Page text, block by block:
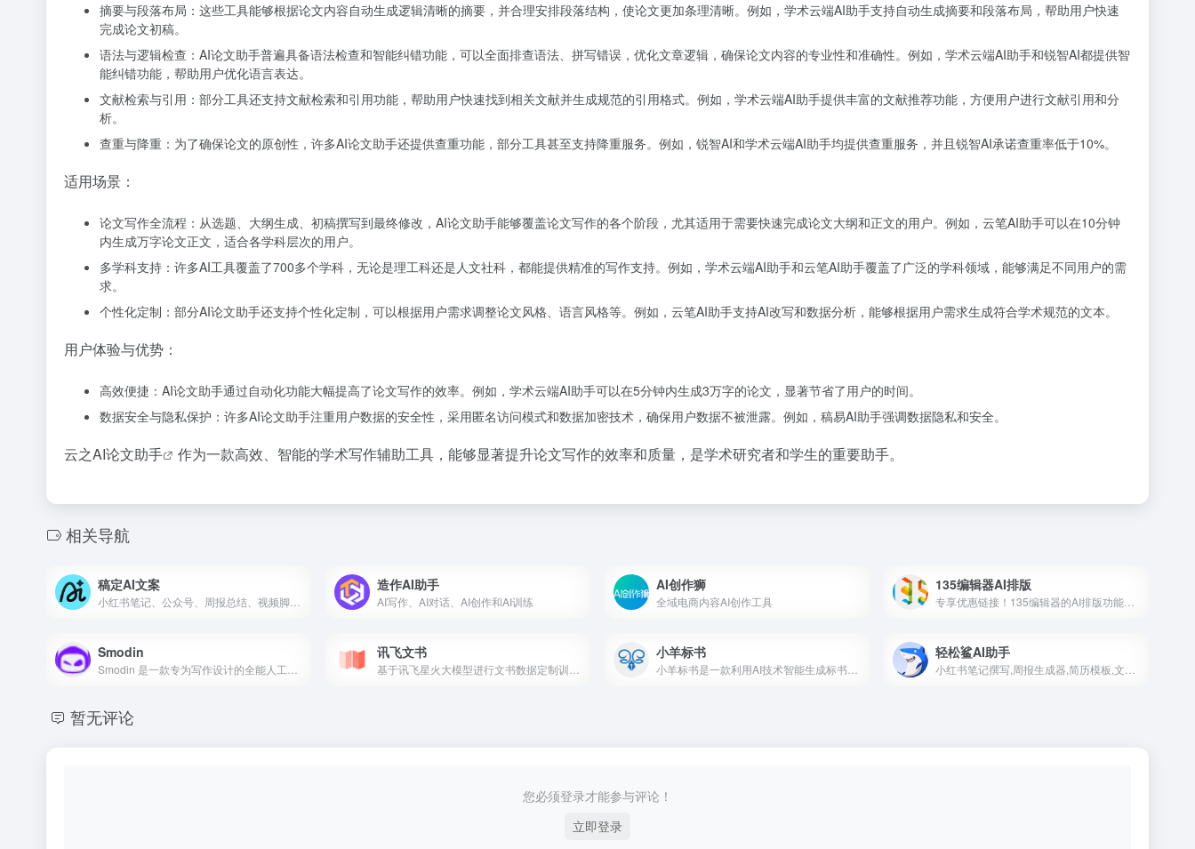
摘要与段落布局：这些工具能够根据论文内容自动生成逻辑清晰的摘要，并合理安排段落结构，使论文更加条理清晰。例如，学术云端AI助手支持自动生成摘要和段落布局，帮助用户快速
完成论文初稿。
语法与逻辑检查：AI论文助手普遍具备语法检查和智能纠错功能，可以全面排查语法、拼写错误，优化文章逻辑，确保论文内容的专业性和准确性。例如，学术云端AI助手和锐智AI都提供智
能纠错功能，帮助用户优化语言表达。
文献检索与引用：部分工具还支持文献检索和引用功能，帮助用户快速找到相关文献并生成规范的引用格式。例如，学术云端AI助手提供丰富的文献推荐功能，方便用户进行文献引用和分
析。
查重与降重：为了确保论文的原创性，许多AI论文助手还提供查重功能，部分工具甚至支持降重服务。例如，锐智AI和学术云端AI助手均提供查重服务，并且锐智AI承诺查重率低于10%。
适用场景：
论文写作全流程：从选题、大纲生成、初稿撰写到最终修改，AI论文助手能够覆盖论文写作的各个阶段，尤其适用于需要快速完成论文大纲和正文的用户。例如，云笔AI助手可以在10分钟
内生成万字论文正文，适合各学科层次的用户。
多学科支持：许多AI工具覆盖了700多个学科，无论是理工科还是人文社科，都能提供精准的写作支持。例如，学术云端AI助手和云笔AI助手覆盖了广泛的学科领域，能够满足不同用户的需
求。
个性化定制：部分AI论文助手还支持个性化定制，可以根据用户需求调整论文风格、语言风格等。例如，云笔AI助手支持AI改写和数据分析，能够根据用户需求生成符合学术规范的文本。
用户体验与优势：
高效便捷：AI论文助手通过自动化功能大幅提高了论文写作的效率。例如，学术云端AI助手可以在5分钟内生成3万字的论文，显著节省了用户的时间。
数据安全与隐私保护：许多AI论文助手注重用户数据的安全性，采用匿名访问模式和数据加密技术，确保用户数据不被泄露。例如，稿易AI助手强调数据隐私和安全。
云之AI论文助手 作为一款高效、智能的学术写作辅助工具，能够显著提升论文写作的效率和质量，是学术研究者和学生的重要助手。
相关导航
稿定AI文案 造作AI助手
AI写作、AI对话、AI创作和AI训练
AI创作狮
全域电商内容AI创作工具
135编辑器AI排版
Smodin 讯飞文书 小羊标书 轻松鲨AI助手
暂无评论
您必须登录才能参与评论！
立即登录